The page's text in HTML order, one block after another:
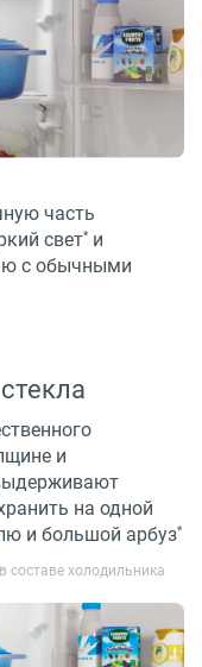
часть
свет* и
с обычными
и
на одной
и большой арбуз*
составе холодильника